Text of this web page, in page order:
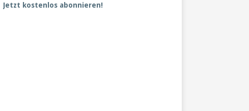
Jetzt kostenlos abonnieren!